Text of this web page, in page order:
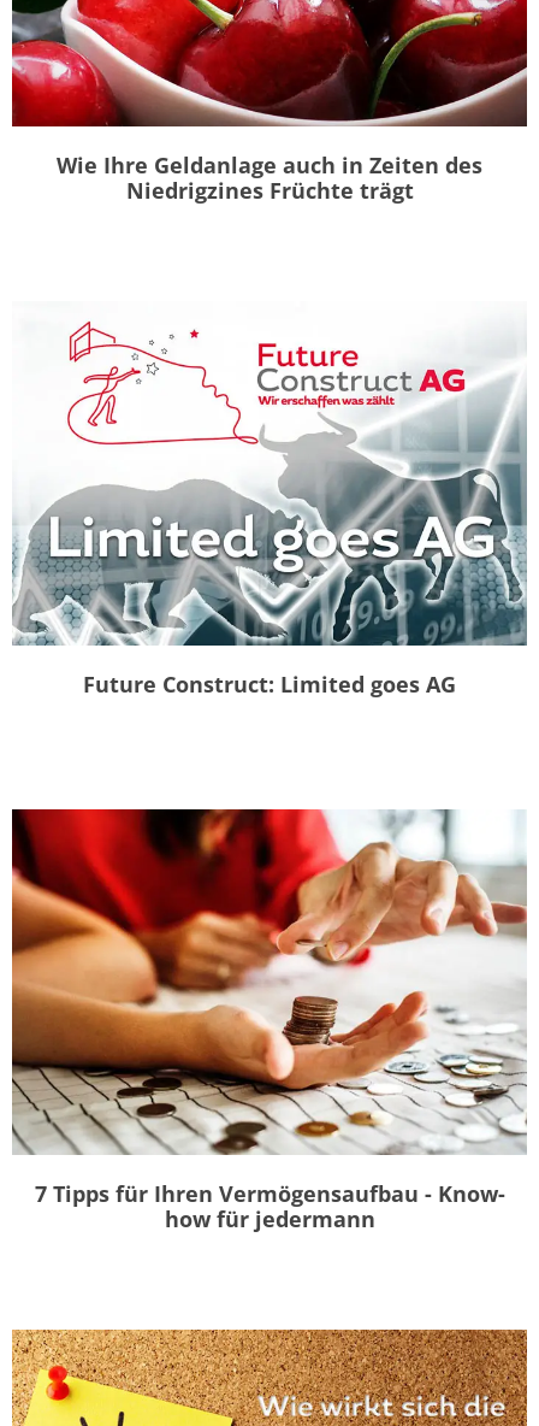
Wie Ihre Geldanlage auch in Zeiten des
Niedrigzines Früchte trägt
Future Construct: Limited goes AG
7 Tipps für Ihren Vermögensaufbau - Know-
how für jedermann